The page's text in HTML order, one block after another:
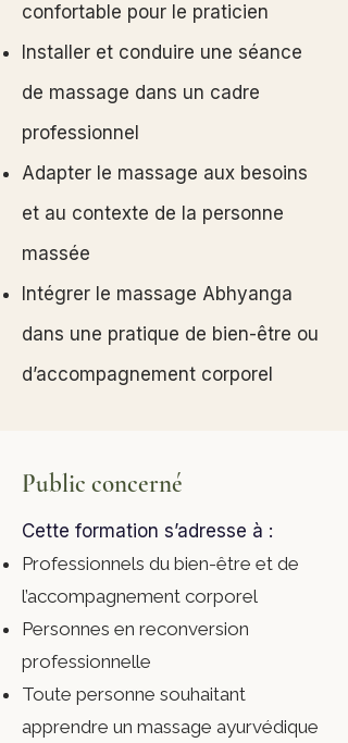
confortable pour le praticien
Installer et conduire une séance
de massage dans un cadre
professionnel
Adapter le massage aux besoins
et au contexte de la personne
massée
Intégrer le massage Abhyanga
dans une pratique de bien-être ou
d’accompagnement corporel
Public concerné
Cette formation s’adresse à :
Professionnels du bien-être et de
l’accompagnement corporel
Personnes en reconversion
professionnelle
Toute personne souhaitant
apprendre un massage ayurvédique